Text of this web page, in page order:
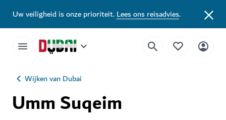
Uw veiligheid is onze prioriteit.Lees ons reisadvies.
Wijken van Dubai
Umm Suqeim